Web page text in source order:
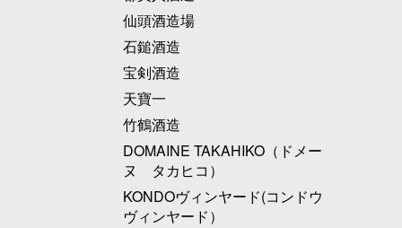
仙頭酒造場
石鎚酒造
宝剣酒造
天寶一
竹鶴酒造
DOMAINE TAKAHIKO（ドメー
ヌ タカヒコ）
KONDOヴィンヤード(コンドウ
ヴィンヤード）